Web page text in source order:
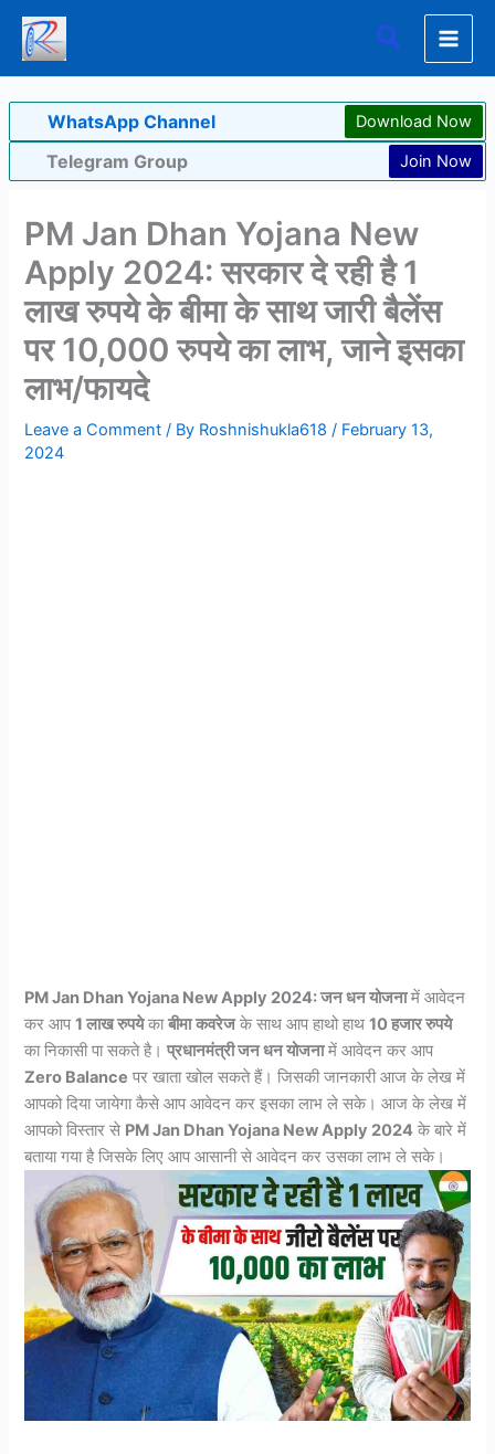
Skip
content
Search
WhatsApp Channel Download Now
Telegram Group Join Now
PM Jan Dhan Yojana New
Apply 2024: सरकार दे रही है 1
लाख रुपये के बीमा के साथ जारी बैलेंस
पर 10,000 रुपये का लाभ, जाने इसका
लाभ/फायदे
Leave a Comment / By Roshnishukla618/ February 13,
2024
PM Jan Dhan Yojana New Apply 2024: जन धन योजनामें आवेदन
कर आप1 लाख रुपयेकाबीमा कवरेजके साथ आप हाथो हाथ10 हजार रुपये
का निकासी पा सकते है।प्रधानमंत्री जन धन योजनामें आवेदन कर आप
Zero Balance पर खाता खोल सकते हैं। जिसकी जानकारी आज के लेख में
आपको दिया जायेगा कैसे आप आवेदन कर इसका लाभ ले सके। आज के लेख में
आपको विस्तार से PM Jan Dhan Yojana New Apply 2024 के बारे में
बताया गया है जिसके लिए आप आसानी से आवेदन कर उसका लाभ ले सके।